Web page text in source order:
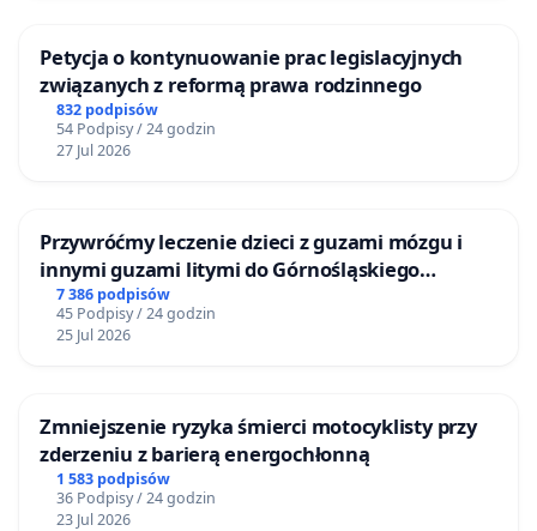
Petycja o kontynuowanie prac legislacyjnych
związanych z reformą prawa rodzinnego
832 podpisów
54 Podpisy / 24 godzin
27 Jul 2026
Przywróćmy leczenie dzieci z guzami mózgu i
innymi guzami litymi do Górnośląskiego
Centrum Zdrowia Dziecka w Katowicach
7 386 podpisów
45 Podpisy / 24 godzin
25 Jul 2026
Zmniejszenie ryzyka śmierci motocyklisty przy
zderzeniu z barierą energochłonną
1 583 podpisów
36 Podpisy / 24 godzin
23 Jul 2026